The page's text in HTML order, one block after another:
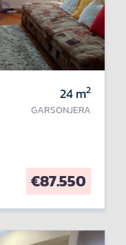
24m2
GARSONJERA
€87.550